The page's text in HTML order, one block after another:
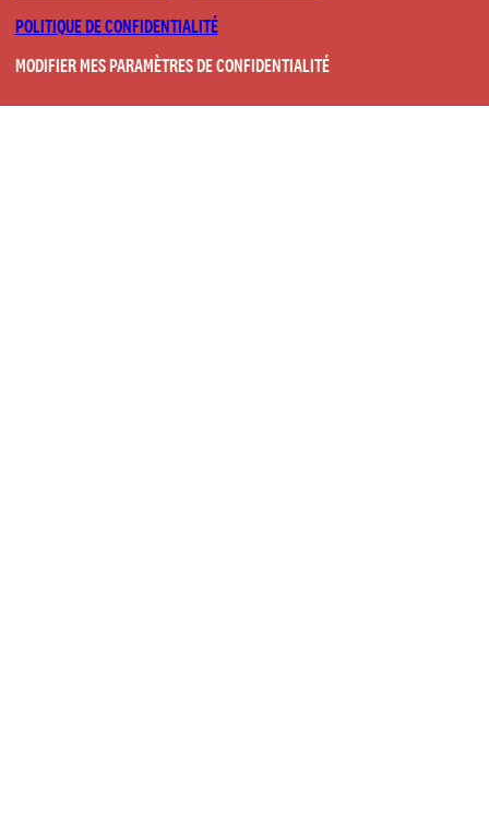
POLITIQUE DE CONFIDENTIALITÉ
MODIFIER MES PARAMÈTRES DE CONFIDENTIALITÉ